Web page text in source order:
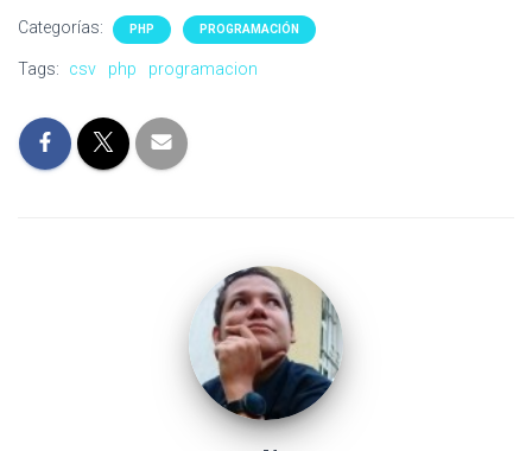
Categorías: PHP PROGRAMACIÓN
Tags: csv php programacion